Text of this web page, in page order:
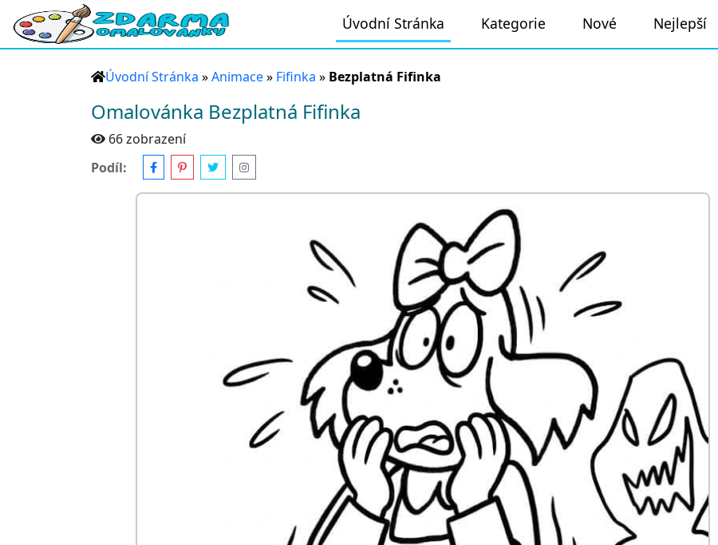
Úvodní Stránka Kategorie Nové Nejlepší
Úvodní Stránka »Animace» Fifinka » Bezplatná Fifinka
Omalovánka Bezplatná Fifinka
66 zobrazení
Podíl: